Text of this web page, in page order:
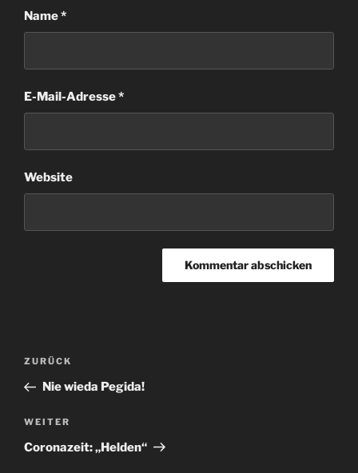
Name*
E-Mail-Adresse*
Website
Beitragsnavigation
Vorheriger
Beitrag
ZURÜCK
Nie wieda Pegida!
Nächster
Beitrag
WEITER
Coronazeit: „Helden“